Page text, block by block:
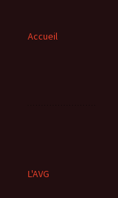
Accueil
L'AVG